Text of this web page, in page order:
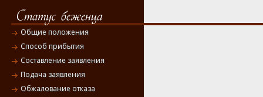
Общие положения
Способ прибытия
Составление заявления
Подача заявления
Обжалование отказа